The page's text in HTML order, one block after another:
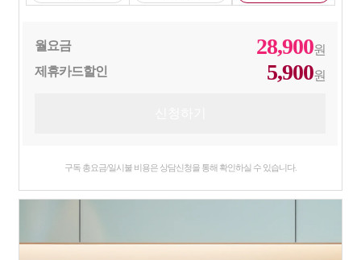
월요금 28,900원
제휴카드할인
5,900원
구독 총요금/일시불 비용은 상담신청을 통해 확인하실 수 있습니다.